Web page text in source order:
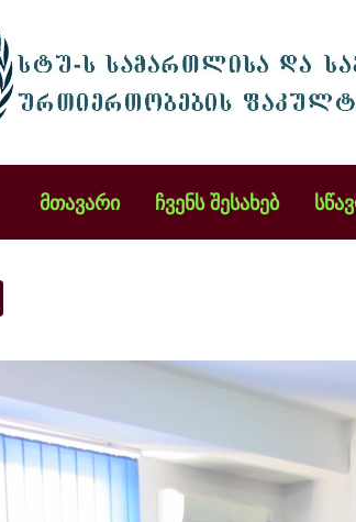
მთავარი ჩვენს შესახებ